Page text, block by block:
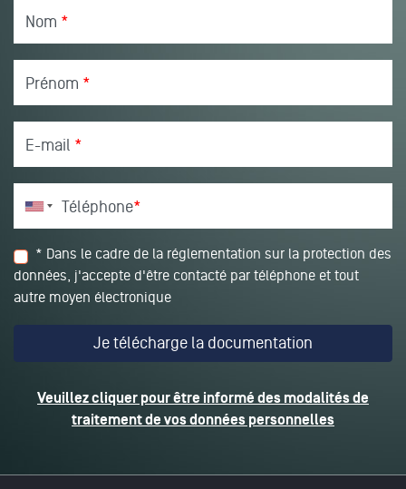
Nom *
Prénom *
E-mail *
Téléphone*
* Dans le cadre de la réglementation sur la protection des
données, j'accepte d'être contacté par téléphone et tout
autre moyen électronique
Veuillez cliquer pour être informé des modalités de
traitement de vos données personnelles